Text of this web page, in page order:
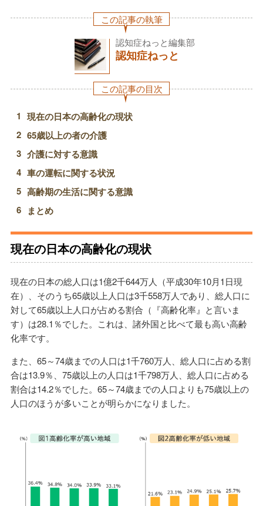
この記事の執筆
認知症ねっと編集部
認知症ねっと
この記事の目次
現在の日本の高齢化の現状
65歳以上の者の介護
介護に対する意識
車の運転に関する状況
高齢期の生活に関する意識
まとめ
現在の日本の高齢化の現状
現在の日本の総人口は1億2千644万人（平成30年10月1日現
在）、そのうち65歳以上人口は3千558万人であり、総人口に
対して65歳以上人口が占める割合（『高齢化率』と言いま
す）は28.1％でした。これは、諸外国と比べて最も高い高齢
化率です。
また、65～74歳までの人口は1千760万人、総人口に占める割
合は13.9％、75歳以上の人口は1千798万人、総人口に占める
割合は14.2％でした。65～74歳までの人口よりも75歳以上の
人口のほうが多いことが明らかになりました。